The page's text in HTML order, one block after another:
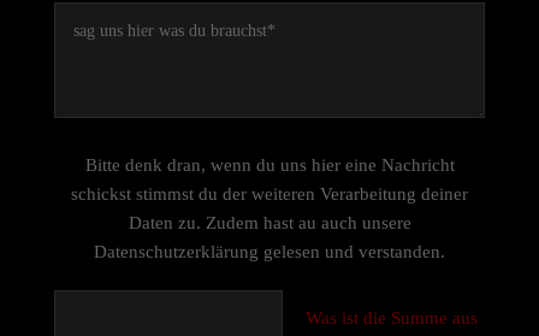
Bitte denk dran, wenn du uns hier eine Nachricht
schickst stimmst du der weiteren Verarbeitung deiner
Daten zu. Zudem hast au auch unsere
Datenschutzerklärung gelesen und verstanden.
Was ist die Summe aus